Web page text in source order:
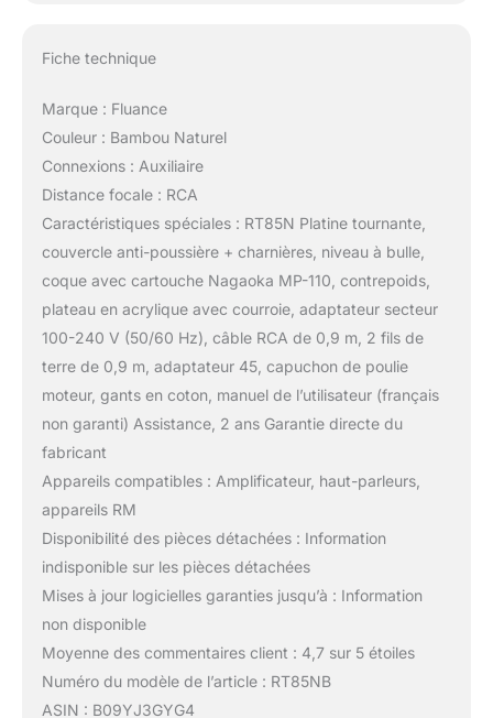
Fiche technique
Marque : Fluance
Couleur : Bambou Naturel
Connexions : Auxiliaire
Distance focale : RCA
Caractéristiques spéciales : RT85N Platine tournante,
couvercle anti-poussière + charnières, niveau à bulle,
coque avec cartouche Nagaoka MP-110, contrepoids,
plateau en acrylique avec courroie, adaptateur secteur
100-240 V (50/60 Hz), câble RCA de 0,9 m, 2 fils de
terre de 0,9 m, adaptateur 45, capuchon de poulie
moteur, gants en coton, manuel de l’utilisateur (français
non garanti) Assistance, 2 ans Garantie directe du
fabricant
Appareils compatibles : Amplificateur, haut-parleurs,
appareils RM
Disponibilité des pièces détachées : Information
indisponible sur les pièces détachées
Mises à jour logicielles garanties jusqu’à : Information
non disponible
Moyenne des commentaires client : 4,7 sur 5 étoiles
Numéro du modèle de l’article : RT85NB
ASIN : B09YJ3GYG4